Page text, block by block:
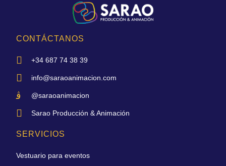
CONTÁCTANOS
+34 687 74 38 39
info@saraoanimacion.com
@saraoanimacion
Sarao Producción & Animación
SERVICIOS
Vestuario para eventos